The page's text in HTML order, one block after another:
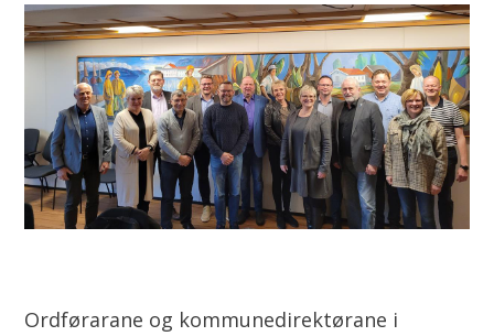
m
u
n
e
Ordførarane og kommunedirektørane i